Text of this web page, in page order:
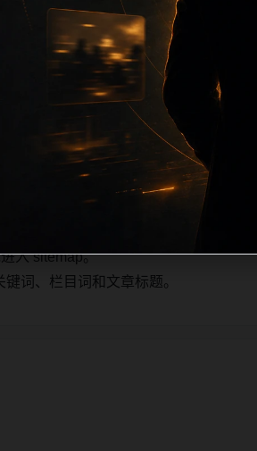
题生成。如果采集内容缺少图片，
本页还加入常见问题和站内推荐，帮
设页，重点承担栏目深度补齐、内链
入 sitemap。
词、栏目词和文章标题。